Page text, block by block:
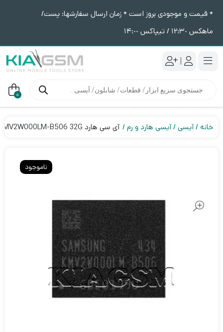
* قیمت و موجودی بروز است * زمان ارسال سفارشها: پست/
ماهکس ١٢:٣٠ / تیپاکس ١۴:٠٠
|
محصولات 0
خانه آیسی آیسی هارد و رم آی سی هارد KMV2W000LM-B506 32G
ناموجود